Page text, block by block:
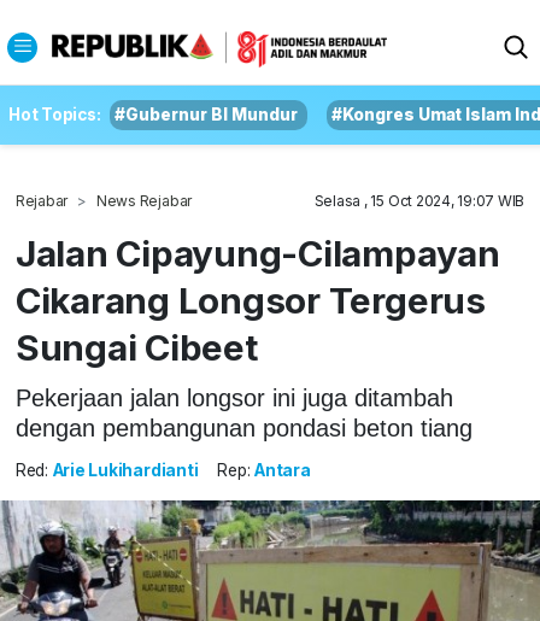
Hot Topics: #Gubernur BI Mundur #Kongres Umat Islam
Rejabar News Rejabar Selasa , 15 Oct 2024, 19:07 WIB
Jalan Cipayung-Cilampayan
Cikarang Longsor Tergerus
Sungai Cibeet
Pekerjaan jalan longsor ini juga ditambah
dengan pembangunan pondasi beton tiang
Red: Arie Lukihardianti Rep: Antara